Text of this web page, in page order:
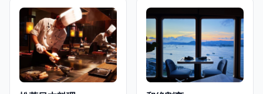
花板，營造出優雅的用餐
和飲酒氛圍。以日式融合
料理聞名，Room 3提供晚
餐服務，專注於燒烤類食
品和酒吧美食，是本地人
和遊客的熱門目的地。這
家establishment既是餐廳
都展現最佳的風味和品
質。位於元朗舊木綿校服
位置，這間餐廳提供正宗
的日式用餐體驗，晚市主
打刺身、串燒等，亦有廚
師發辦，全部都用了時令
魚料及食材。餐廳環境溫